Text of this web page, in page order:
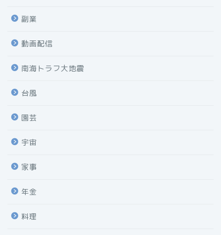
副業
動画配信
南海トラフ大地震
台風
園芸
宇宙
家事
年金
料理